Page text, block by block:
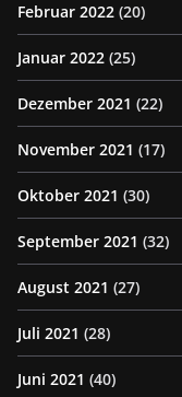
Februar 2022 (20)
Januar 2022 (25)
Dezember 2021 (22)
November 2021 (17)
Oktober 2021 (30)
September 2021 (32)
August 2021 (27)
Juli 2021 (28)
Juni 2021 (40)